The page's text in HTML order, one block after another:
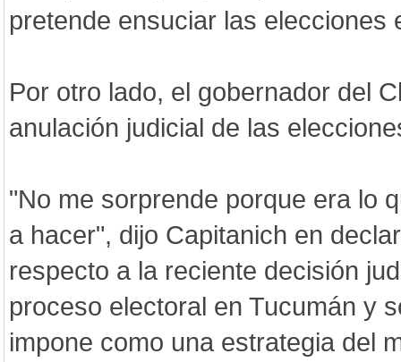
pretende ensuciar las elecciones
Por otro lado, el gobernador del
anulación judicial de las
"No me sorprende porque era lo
a hacer", dijo Capitanich en
respecto a la reciente decisión
proceso electoral en Tucumán y
impone como una estrategia del